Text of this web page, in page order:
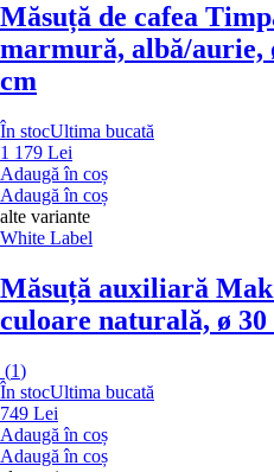
Măsuță de cafea
marmură, albă/aurie,
cm
În stocUltima bucată
1 179 Lei
Adaugă în coș
Adaugă în coș
alte variante
White Label
Măsuță auxiliară
culoare naturală, ø
(1)
În stocUltima bucată
749 Lei
Adaugă în coș
Adaugă în coș